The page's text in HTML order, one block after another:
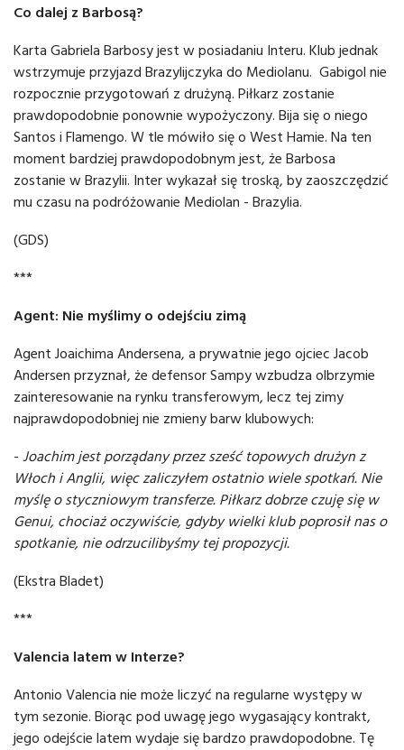
Co dalej z Barbosą?
Karta Gabriela Barbosy jest w posiadaniu Interu. Klub jednak
wstrzymuje przyjazd Brazylijczyka do Mediolanu. Gabigol nie
rozpocznie przygotowań z drużyną. Piłkarz zostanie
prawdopodobnie ponownie wypożyczony. Bija się o niego
Santos i Flamengo. W tle mówiło się o West Hamie. Na ten
moment bardziej prawdopodobnym jest, że Barbosa
zostanie w Brazylii. Inter wykazał się troską, by zaoszczędzić
mu czasu na podróżowanie Mediolan - Brazylia.
(GDS)
***
Agent: Nie myślimy o odejściu zimą
Agent Joaichima Andersena, a prywatnie jego ojciec Jacob
Andersen przyznał, że defensor Sampy wzbudza olbrzymie
zainteresowanie na rynku transferowym, lecz tej zimy
najprawdopodobniej nie zmieny barw klubowych:
- Joachim jest porządany przez sześć topowych drużyn z
Włoch i Anglii, więc zaliczyłem ostatnio wiele spotkań. Nie
myślę o styczniowym transferze. Piłkarz dobrze czuję się w
Genui, chociaż oczywiście, gdyby wielki klub poprosił nas o
spotkanie, nie odrzucilibyśmy tej propozycji.
(Ekstra Bladet)
***
Valencia latem w Interze?
Antonio Valencia nie może liczyć na regularne występy w
tym sezonie. Biorąc pod uwagę jego wygasający kontrakt,
jego odejście latem wydaje się bardzo prawdopodobne. Tę